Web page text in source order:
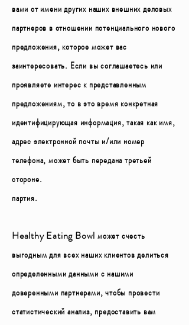
вами от имени других наших внешних деловых
партнеров в отношении потенциального нового
предложения, которое может вас
заинтересовать. Если вы соглашаетесь или
проявляете интерес к представленным
предложениям, то в это время конкретная
идентифицирующая информация, такая как имя,
адрес электронной почты и/или номер
телефона, может быть передана третьей
стороне.
партия.
Healthy Eating Bowl может счесть
выгодным для всех наших клиентов делиться
определенными данными с нашими
доверенными партнерами, чтобы провести
статистический анализ, предоставить вам